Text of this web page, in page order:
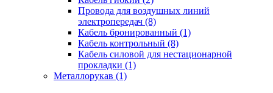
Провода для воздушных линий
электропередач (8)
Кабель бронированный (1)
Кабель контрольный (8)
Кабель силовой для нестационарной
прокладки (1)
Металлорукав (1)